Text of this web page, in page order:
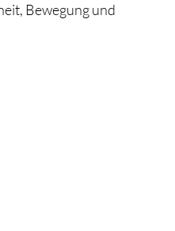
Bewegung und